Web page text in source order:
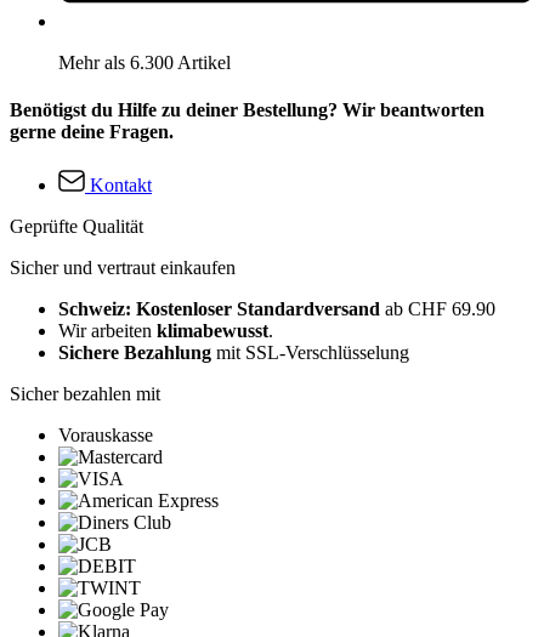
Mehr als 6.300 Artikel
Benötigst du Hilfe zu deiner Bestellung? Wir beantworten
gerne deine Fragen.
Kontakt
Geprüfte Qualität
Sicher und vertraut einkaufen
Schweiz: Kostenloser Standardversand ab CHF 69.90
Wir arbeiten klimabewusst.
Sichere Bezahlung mit SSL-Verschlüsselung
Sicher bezahlen mit
Vorauskasse